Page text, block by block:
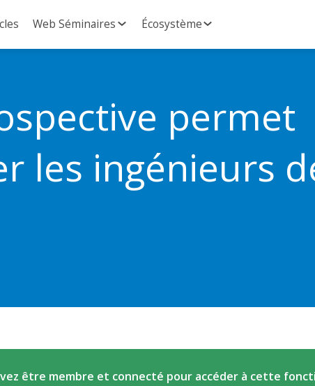
Web Séminaires Écosystème
permet
les ingénieurs
être membre et connecté pour accéder à cette